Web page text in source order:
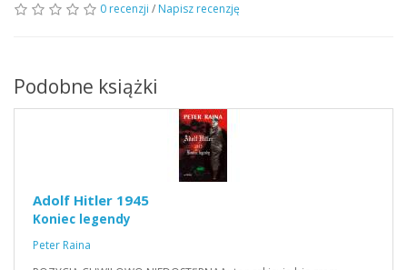
0 recenzji / Napisz recenzję
Podobne książki
Adolf Hitler 1945
Koniec legendy
Peter Raina